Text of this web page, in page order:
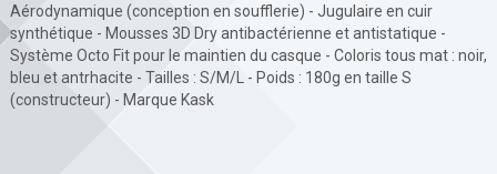
Aérodynamique (conception en soufflerie) - Jugulaire en cuir
synthétique - Mousses 3D Dry antibactérienne et antistatique -
Système Octo Fit pour le maintien du casque - Coloris tous mat : noir,
bleu et antrhacite - Tailles : S/M/L - Poids : 180g en taille S
(constructeur) - Marque Kask